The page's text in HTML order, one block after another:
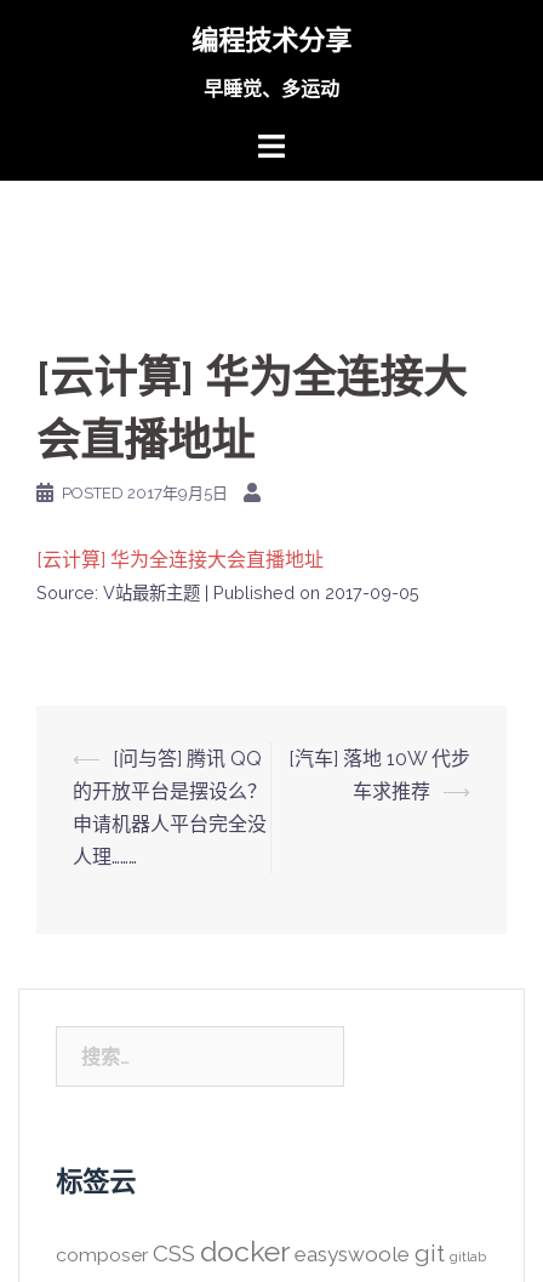
编程技术分享
早睡觉、多运动
[云计算] 华为全连接大
会直播地址
POSTED 2017年9月5日
[云计算] 华为全连接大会直播地址
Source: V站最新主题 Published on 2017-09-05
Post
navigation
⟵
[问与答] 腾讯 QQ
的开放平台是摆设么？
申请机器人平台完全没
人理………
[汽车] 落地 10W 代步
车求推荐 ⟶
索：
标签云
composer CSS docker easyswoole git gitlab